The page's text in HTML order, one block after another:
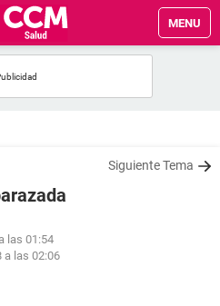
MENU
Siguiente Tema
las 01:54
a las 02:06